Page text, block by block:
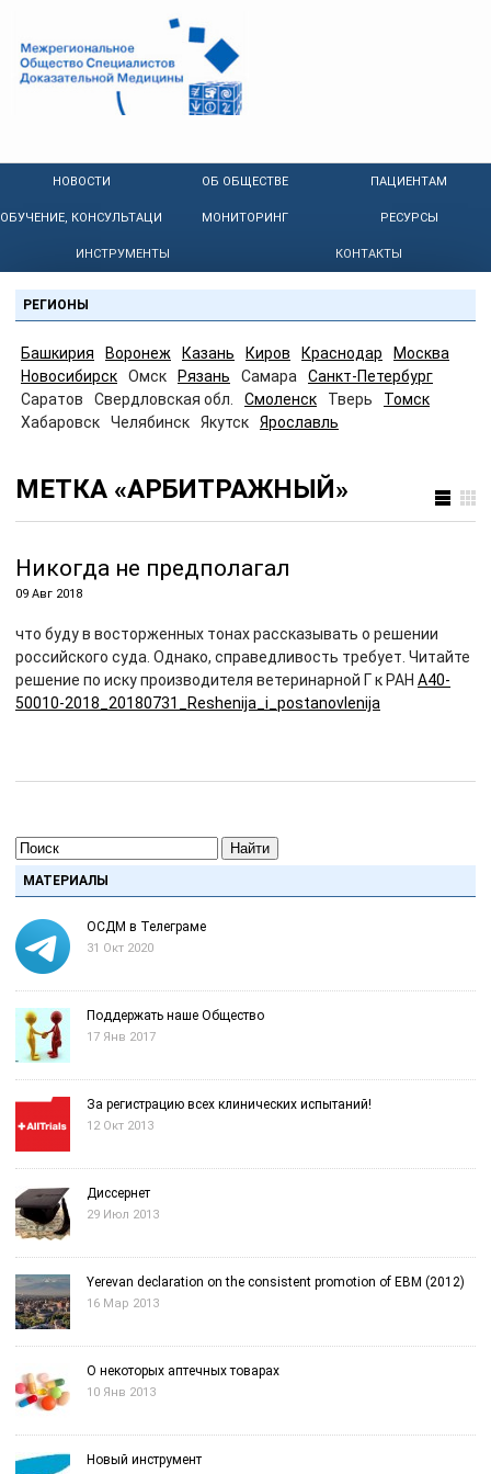
НОВОСТИ ОБ ОБЩЕСТВЕ ПАЦИЕНТАМ
ОБУЧЕНИЕ, КОНСУЛЬТАЦИИ МОНИТОРИНГ РЕСУРСЫ
ИНСТРУМЕНТЫ КОНТАКТЫ
РЕГИОНЫ
Башкирия Воронеж Казань Киров Краснодар
Москва
Новосибирск
Омск Рязань Самара
Санкт-Петербург
Саратов
Свердловская обл. Смоленск Тверь
Томск
Хабаровск
Челябинск Якутск Ярославль
МЕТКА «АРБИТРАЖНЫЙ»
Никогда не предполагал
09 Авг 2018
что буду в восторженных тонах рассказывать о решении
российского суда. Однако, справедливость требует. Читайте
решение по иску производителя ветеринарной Г к РАН A40-
50010-2018_20180731_Reshenija_i_postanovlenija
Найти
МАТЕРИАЛЫ
ОСДМ в Телеграме
31 Окт 2020
Поддержать наше Общество
17 Янв 2017
За регистрацию всех клинических испытаний!
12 Окт 2013
Диссернет
29 Июл 2013
Yerevan declaration on the consistent promotion of EBM (2012)
16 Мар 2013
О некоторых аптечных товарах
10 Янв 2013
Новый инструмент